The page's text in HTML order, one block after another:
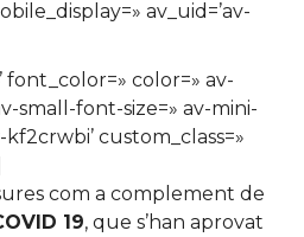
av_uid=’av-
font_color=» color=» av-
small-font-size=» av-mini-
kf2crwbi’ custom_class=»
com a complement de
19, que s’han aprovat